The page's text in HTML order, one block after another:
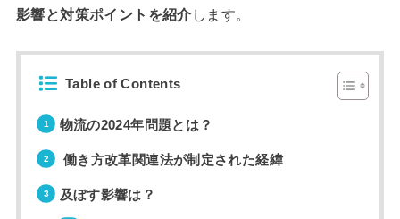
影響と対策ポイントを紹介 します。
Table of Contents
物流の2024年問題とは？
働き方改革関連法が制定された経緯
及ぼす影響は？